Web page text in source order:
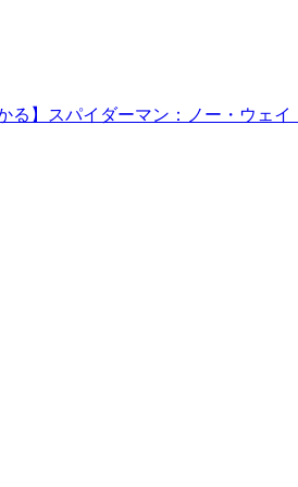
る】スパイダーマン：ノー・ウェ